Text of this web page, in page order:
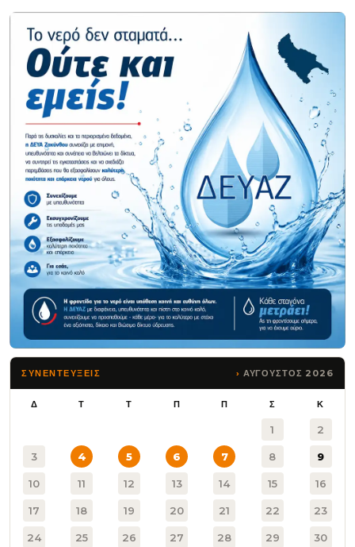
ΣΥΝΕΝΤΕΥΞΕΙΣ ΑΥΓΟΥΣΤΟΣ 2026
Δ Τ Τ Π Π Σ Κ
1 2
3 4 5 6 7 8 9
10 11 12 13 14 15 16
17 18 19 20 21 22 23
24 25 26 27 28 29 30